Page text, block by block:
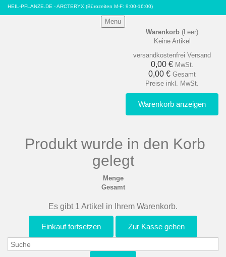
HEIL-PFLANZE.DE - ARCTERYX (Bürozeiten M-F: 9:00-16:00)
Menu
Warenkorb (Leer)
Keine Artikel
versandkostenfrei Versand
0,00 € MwSt.
0,00 € Gesamt
Preise inkl. MwSt.
Warenkorb anzeigen
Produkt wurde in den Korb
gelegt
Menge
Gesamt
Es gibt 1 Artikel in Ihrem Warenkorb.
Einkauf fortsetzen Zur Kasse gehen